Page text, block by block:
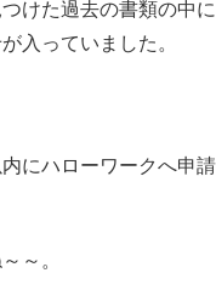
けた過去の書類の中
入っていました。
にハローワークへ申
～。